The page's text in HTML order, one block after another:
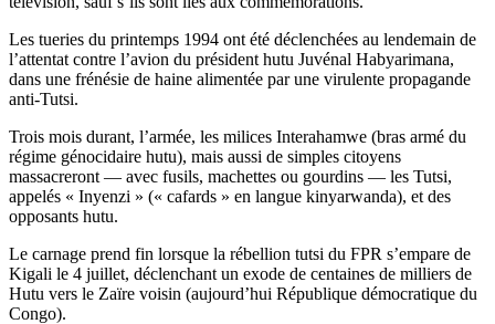
Les tueries du printemps 1994 ont été déclenchées au lendemain de
l’attentat contre l’avion du président hutu Juvénal Habyarimana,
dans une frénésie de haine alimentée par une virulente propagande
anti-Tutsi.
Trois mois durant, l’armée, les milices Interahamwe (bras armé du
régime génocidaire hutu), mais aussi de simples citoyens
massacreront — avec fusils, machettes ou gourdins — les Tutsi,
appelés « Inyenzi » (« cafards » en langue kinyarwanda), et des
opposants hutu.
Le carnage prend fin lorsque la rébellion tutsi du FPR s’empare de
Kigali le 4 juillet, déclenchant un exode de centaines de milliers de
Hutu vers le Zaïre voisin (aujourd’hui République démocratique du
Congo).